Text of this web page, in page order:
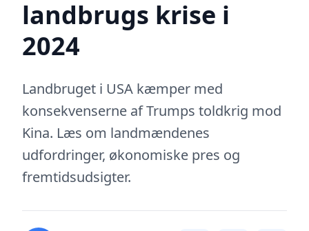
landbrugs krise i
2024
Landbruget i USA kæmper med
konsekvenserne af Trumps toldkrig mod
Kina. Læs om landmændenes
udfordringer, økonomiske pres og
fremtidsudsigter.